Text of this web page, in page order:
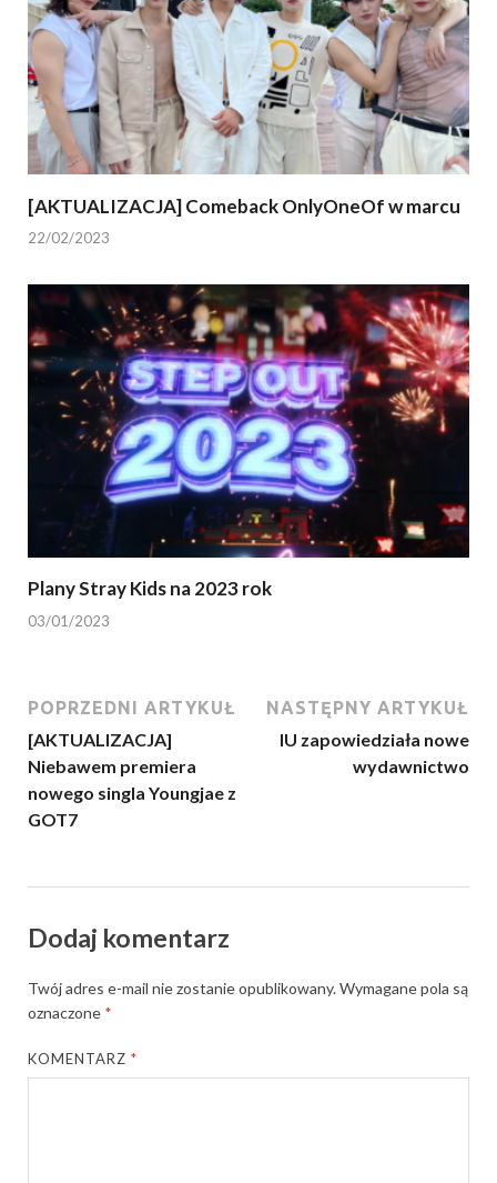
[AKTUALIZACJA] Comeback OnlyOneOf w marcu
22/02/2023
Plany Stray Kids na 2023 rok
03/01/2023
POPRZEDNI ARTYKUŁ
[AKTUALIZACJA]
Niebawem premiera
nowego singla Youngjae z
GOT7
NASTĘPNY ARTYKUŁ
IU zapowiedziała nowe
wydawnictwo
Dodaj komentarz
Twój adres e-mail nie zostanie opublikowany.Wymagane pola są
oznaczone *
KOMENTARZ*